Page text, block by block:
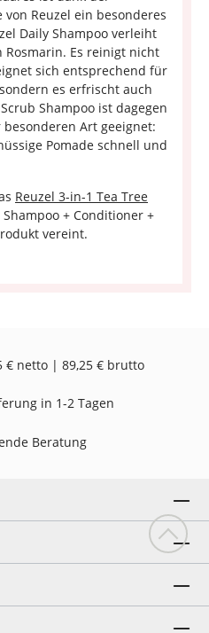
Reuzel ein besonderes
Daily Shampoo verleiht
Es reinigt nicht
sich entsprechend für
es erfrischt auch
Shampoo ist dagegen
Art geeignet:
Pomade schnell und
Reuzel 3-in-1 Tea Tree
+ Conditioner +
vereint.
€ netto | 89,25 € brutto
in 1-2 Tagen
Beratung